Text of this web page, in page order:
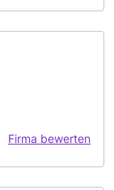
Firma bewerten